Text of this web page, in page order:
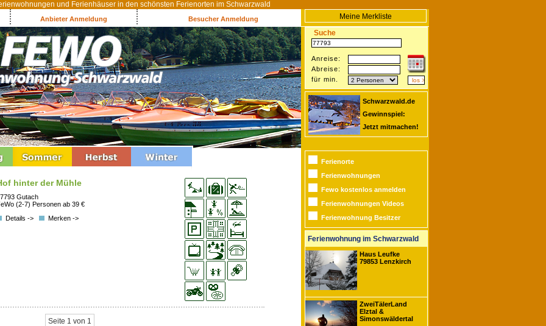
und Ferienhäuser in den schönsten Ferienorten im Schwarzwald
Anbieter Anmeldung Besucher Anmeldung
Meine Merkliste
Suche
Anreise:
Abreise:
für min.
Schwarzwald.de
Gewinnspiel:
Jetzt mitmachen!
hinter der Mühle
Gutach
(2-7) Personen ab 39 €
Details ->
Merken ->
Seite 1 von 1
Ferienorte
Ferienwohnungen
Fewo kostenlos anmelden
Ferienwohnungen Videos
Ferienwohnung Besitzer
Ferienwohnung im Schwarzwald
Haus Leufke
79853 Lenzkirch
ZweiTälerLand
Elztal &
Simonswäldertal